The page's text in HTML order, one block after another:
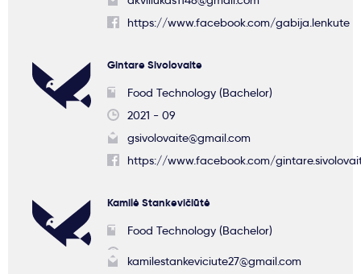
https://www.facebook.com/gabija.lenkute
Gintare Sivolovaite
Food Technology (Bachelor)
2021 - 09
gsivolovaite@gmail.com
https://www.facebook.com/
Kamilė Stankevičiūtė
Food Technology (Bachelor)
kamilestankeviciute27@gmail.com